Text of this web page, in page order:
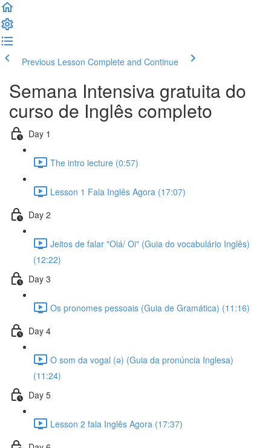
Previous Lesson Complete and Continue
Semana Intensiva gratuita do
curso de Inglês completo
Day 1
The intro lecture (0:57)
Lesson 1 Fala Inglês Agora (17:07)
Day 2
Jeitos de falar "Olá/ Oi" (Guia do vocabulário Inglês)
(12:22)
Day 3
Os pronomes pessoais (Guia de Gramática) (11:16)
Day 4
O som da vogal (ə) (Guia da pronúncia Inglesa)
(11:24)
Day 5
Lesson 2 fala Inglês Agora (17:37)